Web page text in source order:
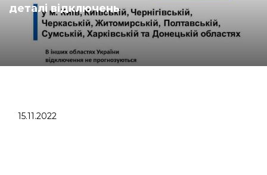
деталі відключень
15.11.2022